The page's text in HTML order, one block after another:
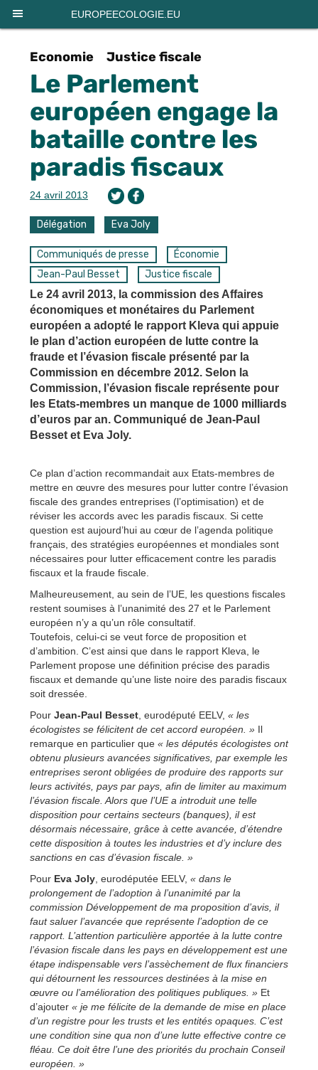
EUROPEECOLOGIE.EU
Economie Justice fiscale
Le Parlement
européen engage la
bataille contre les
paradis fiscaux
24 avril 2013
Délégation Eva Joly
Communiqués de presse
Économie
Jean-Paul Besset
Justice fiscale
Le 24 avril 2013, la commission des Affaires
économiques et monétaires du Parlement
européen a adopté le rapport Kleva qui appuie
le plan d’action européen de lutte contre la
fraude et l’évasion fiscale présenté par la
Commission en décembre 2012. Selon la
Commission, l’évasion fiscale représente pour
les Etats-membres un manque de 1000 milliards
d’euros par an. Communiqué de Jean-Paul
Besset et Eva Joly.
Ce plan d’action recommandait aux Etats-membres de
mettre en œuvre des mesures pour lutter contre l’évasion
fiscale des grandes entreprises (l’optimisation) et de
réviser les accords avec les paradis fiscaux. Si cette
question est aujourd’hui au cœur de l’agenda politique
français, des stratégies européennes et mondiales sont
nécessaires pour lutter efficacement contre les paradis
fiscaux et la fraude fiscale.
Malheureusement, au sein de l’UE, les questions fiscales
restent soumises à l’unanimité des 27 et le Parlement
européen n’y a qu’un rôle consultatif.
Toutefois, celui-ci se veut force de proposition et
d’ambition. C’est ainsi que dans le rapport Kleva, le
Parlement propose une définition précise des paradis
fiscaux et demande qu’une liste noire des paradis fiscaux
soit dressée.
Pour Jean-Paul Besset , eurodéputé EELV, « les
écologistes se félicitent de cet accord européen. » Il
remarque en particulier que « les députés écologistes ont
obtenu plusieurs avancées significatives, par exemple les
entreprises seront obligées de produire des rapports sur
leurs activités, pays par pays, afin de limiter au maximum
l’évasion fiscale. Alors que l’UE a introduit une telle
disposition pour certains secteurs (banques), il est
désormais nécessaire, grâce à cette avancée, d’étendre
cette disposition à toutes les industries et d’y inclure des
sanctions en cas d’évasion fiscale. »
Pour Eva Joly , eurodéputée EELV, « dans le
prolongement de l’adoption à l’unanimité par la
commission Développement de ma proposition d’avis, il
faut saluer l’avancée que représente l’adoption de ce
rapport. L’attention particulière apportée à la lutte contre
l’évasion fiscale dans les pays en développement est une
étape indispensable vers l’assèchement de flux financiers
qui détournent les ressources destinées à la mise en
œuvre ou l’amélioration des politiques publiques. » Et
d’ajouter « je me félicite de la demande de mise en place
d’un registre pour les trusts et les entités opaques. C’est
une condition sine qua non d’une lutte effective contre ce
fléau. Ce doit être l’une des priorités du prochain Conseil
européen. »